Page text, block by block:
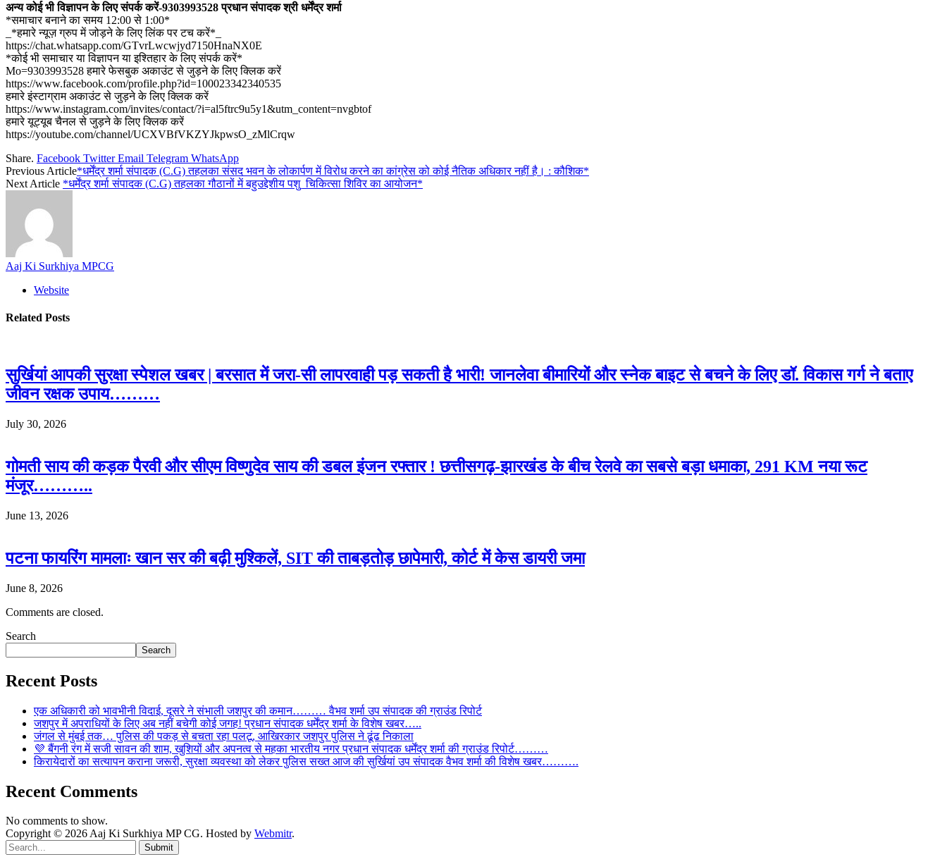
अन्य कोई भी विज्ञापन के लिए संपर्क करें-9303993528 प्रधान संपादक श्री धर्मेंद्र शर्मा
*समाचार बनाने का समय 12:00 से 1:00*
_*हमारे न्यूज़ ग्रुप में जोड़ने के लिए लिंक पर टच करें*_
https://chat.whatsapp.com/GTvrLwcwjyd7150HnaNX0E
*कोई भी समाचार या विज्ञापन या इश्तिहार के लिए संपर्क करें*
Mo=9303993528 हमारे फेसबुक अकाउंट से जुड़ने के लिए क्लिक करें
https://www.facebook.com/profile.php?id=100023342340535
हमारे इंस्टाग्राम अकाउंट से जुड़ने के लिए क्लिक करें
https://www.instagram.com/invites/contact/?i=al5ftrc9u5y1&utm_content=nvgbtof
हमारे यूट्यूब चैनल से जुड़ने के लिए क्लिक करें
https://youtube.com/channel/UCXVBfVKZYJkpwsO_zMlCrqw
Share. Facebook Twitter Email Telegram WhatsApp
Previous Article*धर्मेंद्र शर्मा संपादक (C.G) तहलका संसद भवन के लोकार्पण में विरोध करने का कांग्रेस को कोई नैतिक अधिकार नहीं है। : कौशिक*
Next Article *धर्मेंद्र शर्मा संपादक (C.G) तहलका गौठानों में बहुउद्देशीय पशु_चिकित्सा शिविर का आयोजन*
Aaj Ki Surkhiya MPCG
Website
Related Posts
सुर्खियां आपकी सुरक्षा स्पेशल खबर | बरसात में जरा-सी लापरवाही पड़ सकती है भारी! जानलेवा बीमारियों और स्नेक बाइट से बचने के लिए डॉ. विकास गर्ग ने बताए
जीवन रक्षक उपाय………
July 30, 2026
गोमती साय की कड़क पैरवी और सीएम विष्णुदेव साय की डबल इंजन रफ्तार ! छत्तीसगढ़-झारखंड के बीच रेलवे का सबसे बड़ा धमाका, 291 KM नया रूट
मंजूर………..
June 13, 2026
पटना फायरिंग मामलाः खान सर की बढ़ी मुश्किलें, SIT की ताबड़तोड़ छापेमारी, कोर्ट में केस डायरी जमा
June 8, 2026
Comments are closed.
Search
Search
Recent Posts
एक अधिकारी को भावभीनी विदाई, दूसरे ने संभाली जशपुर की कमान……… वैभव शर्मा उप संपादक की ग्राउंड रिपोर्ट
जशपुर में अपराधियों के लिए अब नहीं बचेगी कोई जगह! प्रधान संपादक धर्मेंद्र शर्मा के विशेष खबर…..
जंगल से मुंबई तक… पुलिस की पकड़ से बचता रहा पलटू, आखिरकार जशपुर पुलिस ने ढूंढ निकाला
💜 बैंगनी रंग में सजी सावन की शाम, खुशियों और अपनत्व से महका भारतीय नगर प्रधान संपादक धर्मेंद्र शर्मा की ग्राउंड रिपोर्ट………
किरायेदारों का सत्यापन कराना जरूरी, सुरक्षा व्यवस्था को लेकर पुलिस सख्त आज की सुर्खियां उप संपादक वैभव शर्मा की विशेष खबर……….
Recent Comments
No comments to show.
Copyright © 2026 Aaj Ki Surkhiya MP CG. Hosted by Webmitr.
Submit